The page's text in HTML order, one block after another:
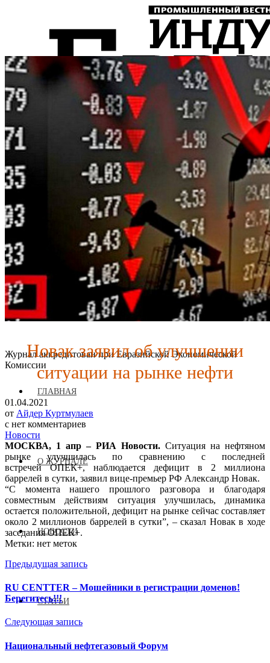
Журнал аккредитован при Евразийской Экономической
Комиссии
ГЛАВНАЯ
О ЖУРНАЛЕ
НОВОСТИ
СТАТЬИ
Новак заявил об улучшении
ситуации на рынке нефти
01.04.2021
от Айдер Куртмулаев
с нет комментариев
Новости
МОСКВА, 1 апр – РИА Новости. Ситуация на нефтяном
рынке улучшилась по сравнению с последней
встречей ОПЕК+, наблюдается дефицит в 2 миллиона
баррелей в сутки, заявил вице-премьер РФ Александр Новак.
“С момента нашего прошлого разговора и благодаря
совместным действиям ситуация улучшилась, динамика
остается положительной, дефицит на рынке сейчас составляет
около 2 миллионов баррелей в сутки”, – сказал Новак в ходе
заседания ОПЕК+.
Метки: нет меток
Предыдущая запись
RU CENTTER – Мошейники в регистрации доменов!
Берегитесь!!!
Следующая запись
Национальный нефтегазовый Форум